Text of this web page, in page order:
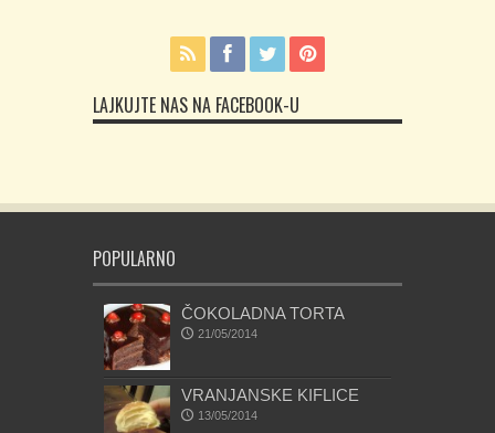
LAJKUJTE NAS NA FACEBOOK-U
POPULARNO
ČOKOLADNA TORTA
21/05/2014
VRANJANSKE KIFLICE
13/05/2014